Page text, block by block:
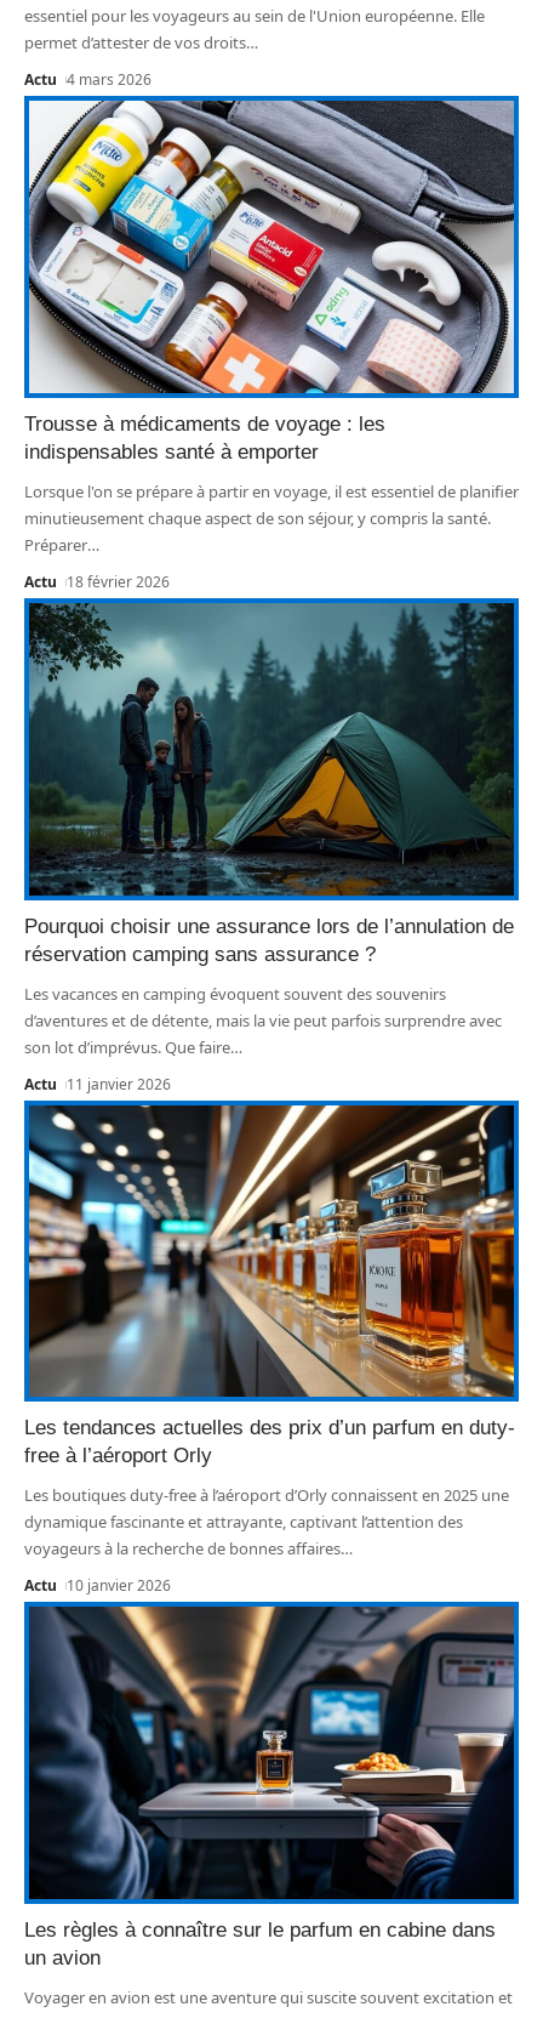
essentiel pour les voyageurs au sein de l'Union européenne. Elle
permet d’attester de vos droits…
Actu 4 mars 2026
Trousse à médicaments de voyage : les
indispensables santé à emporter
Lorsque l'on se prépare à partir en voyage, il est essentiel de planifier
minutieusement chaque aspect de son séjour, y compris la santé.
Préparer…
Actu 18 février 2026
Pourquoi choisir une assurance lors de l’annulation de
réservation camping sans assurance ?
Les vacances en camping évoquent souvent des souvenirs
d’aventures et de détente, mais la vie peut parfois surprendre avec
son lot d’imprévus. Que faire…
Actu 11 janvier 2026
Les tendances actuelles des prix d’un parfum en duty-
free à l’aéroport Orly
Les boutiques duty-free à l’aéroport d’Orly connaissent en 2025 une
dynamique fascinante et attrayante, captivant l’attention des
voyageurs à la recherche de bonnes affaires…
Actu 10 janvier 2026
Les règles à connaître sur le parfum en cabine dans
un avion
Voyager en avion est une aventure qui suscite souvent excitation et